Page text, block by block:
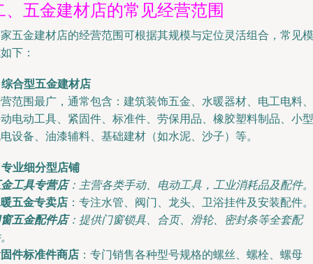
、五金建材店的常见经营范围
五金建材店的经营范围可根据其规模与定位灵活组合，常见模
下：
合型五金建材店
范围最广，通常包含：建筑装饰五金、水暖器材、电工电料、
电动工具、紧固件、标准件、劳保用品、橡胶塑料制品、小型
设备、油漆辅料、基础建材（如水泥、沙子）等。
业细分型店铺
工具专营店：主营各类手动、电动工具，工业消耗品及配件。
五金专卖店 ：专注水管、阀门、龙头、卫浴挂件及安装配件。
五金配件店：提供门窗锁具、合页、滑轮、密封条等全套配
件标准件商店 ：专门销售各种型号规格的螺丝、螺栓、螺母